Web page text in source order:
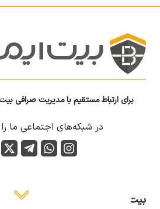
برای ارتباط مستقیم با مدیریت صرافی
در شبکه‌های اجتماعی ما را
بیت ایمن